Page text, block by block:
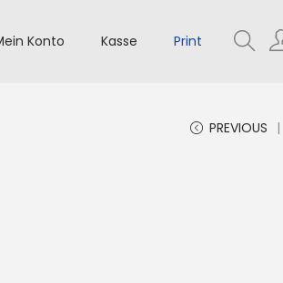
Konto Kasse Print
PREVIOUS